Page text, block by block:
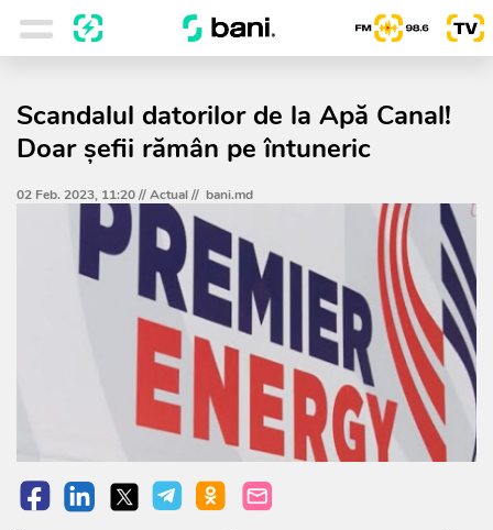
Scandalul datorilor de la Apă Canal!
Doar șefii rămân pe întuneric
02 Feb. 2023, 11:20 //Actual// bani.md